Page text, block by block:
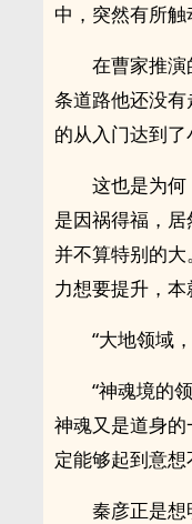
中，突然有所触
在曹家推
条道路他还没
的从入门达到了
这也是为
是因祸得福，
并不算特别的
力想要提升，本
“大地领域
“神魂境的
神魂又是道身
定能够起到意
秦彦正是